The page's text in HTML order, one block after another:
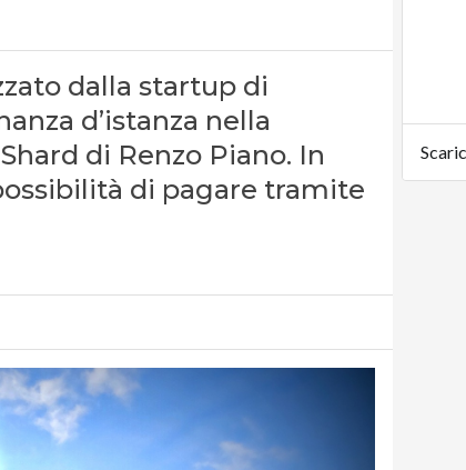
dalla startup di
d’istanza nella
di Renzo Piano. In
di pagare tramite